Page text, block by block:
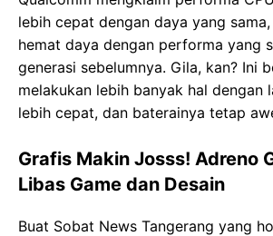
lebih cepat dengan daya yang
hemat daya dengan performa yang
generasi sebelumnya. Gila, kan? Ini
melakukan lebih banyak hal dengan
lebih cepat, dan baterainya tetap
Grafis Makin Josss! Adreno
Libas Game dan Desain
Buat Sobat News Tangerang yang